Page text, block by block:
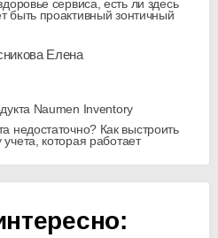
сервиса, есть ли здесь
проактивный зонтичный
Naumen Inventory
недостаточно? Как выстроить
которая работает